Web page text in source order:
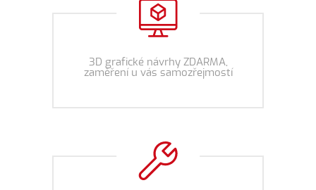
3D grafické návrhy ZDARMA,
zaměření u vás samozřejmostí